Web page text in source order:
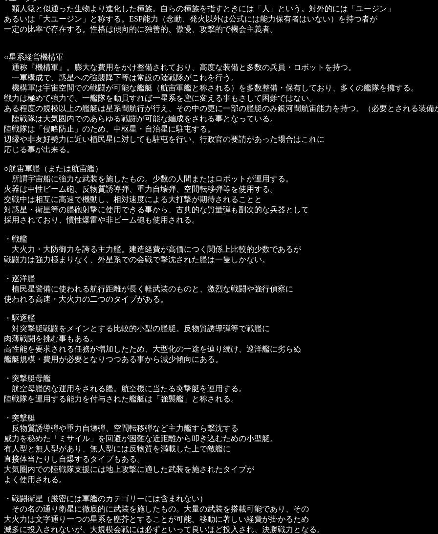
類人猿と似通った生物より進化した種族。自らの種族を指すときには「人」という。対外的には「ユージン」
あるいは「大ユージン」と称する。ESP能力（念動、発火以外は公式には能力保有者はいない）を持つ者が
一定の比率で存在する。性格は傾向的に独善的、傲慢、攻撃的で機会主義者。
○星系経営機構軍
通称『機構軍』。膨大な費用をかけ整備されており、高度な装備と多数の兵員・ロボットを持つ。
一軍構成で、惑星への強襲降下等は常設の陸戦隊がこれを行う。
機構軍は宇宙空間での戦闘が可能な艦艇（航宙軍艦と称される）を多数整備・保有しており、多くの艦隊を擁する。
戦力は極めて強力で、一艦隊を動員すれば一星系を塵に変える事もさして困難ではない。
ある程度の規模以上の艦艇は星系間航行が行え、その中の更に一部の艦艇のみ銀河間航宙能力を持つ。（必要とされる装備
陸戦隊は大気圏内でのあらゆる戦闘が可能な編成をされる事となっている。
陸戦隊は「侵略防止」のため、中枢星・自治星に駐屯する。
辺縁や非友好勢力に近い植民星に対しても駐屯を行い、行政官の要請があった場合はこれに
応じる事が出来る。
○航宙軍艦（または航宙艦）
所謂宇宙船に強力な武装を施したもの。少数の人間またはロボットが運用する。
火器は中性ビーム砲、反物質誘導弾、重力自壊弾、空間転移弾等を使用する。
交戦中は相互に高速で機動し、相対速度による大打撃が期待されることと
対惑星・衛星等の艦砲射撃に使用できる事から、古典的な質量弾も副次的な兵器として
採用されており、慣性爆雷や非ビーム砲も使用される。
・戦艦
大火力・大防御力を誇る主力艦。建造経費が高価につく関係上比較的少数であるが
戦闘力は強力極まりなく、外星系での会戦で撃沈された艦は一隻しかない。
・巡洋艦
植民星警備に使われる航行距離が長く軽武装のものと、激烈な戦闘や強行偵察に
使われる高速・大火力の二つのタイプがある。
・駆逐艦
対突撃艇戦闘をメインとする比較的小型の艦艇。反物質誘導弾等で戦艦に
肉薄戦闘を挑む事もある。
高性能を要求される任務が増加したため、大型化の一途を辿り続け、巡洋艦に劣らぬ
艦艇規模・費用が必要となりつつある事から減少傾向にある。
・突撃艇母艦
航空母艦的な運用をされる艦。航空機に当たる突撃艇を運用する。
陸戦隊を運用する能力を付与された艦艇は「強襲艦」と称される。
・突撃艇
反物質誘導弾や重力自壊弾、空間転移弾など主力艦すら撃沈する
威力を秘めた「ミサイル」を回避が困難な近距離から叩き込むための小型艇。
有人型と無人型があり、無人型には反物質を満載した上で敵艦に
直接体当たりし自爆するタイプもある。
大気圏内での陸戦隊支援には地上攻撃に適した武装を施されたタイプが
よく使用される。
・戦闘衛星（厳密には軍艦のカテゴリーには含まれない）
その名の通り衛星に徹底的に武装を施したもの。大量の武装を搭載可能であり、その
大火力は文字通り一つの星系を塵芥とすることが可能。移動に著しい経費が掛かるため
滅多に投入されないが、大規模会戦には必ずといって良いほど投入され、決勝戦力となる。